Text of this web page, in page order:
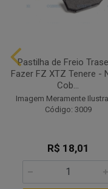
Pastilha de Freio
Fazer FZ XTZ Tenere -
Cob...
Imagem Meramente
Código: 3009
R$ 18,01